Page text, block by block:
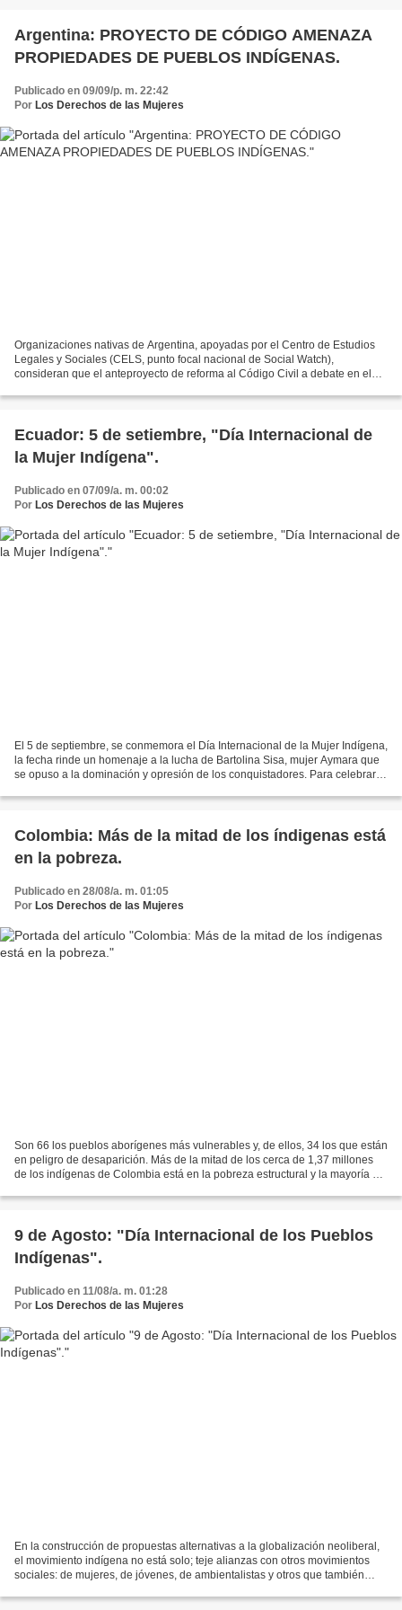
Argentina: PROYECTO DE CÓDIGO AMENAZA
PROPIEDADES DE PUEBLOS INDÍGENAS.
Publicado en 09/09/p. m. 22:42
Por Los Derechos de las Mujeres
Organizaciones nativas de Argentina, apoyadas por el Centro de Estudios
Legales y Sociales (CELS, punto focal nacional de Social Watch),
consideran que el anteproyecto de reforma al Código Civil a debate en el
Ecuador: 5 de setiembre, "Día Internacional de
la Mujer Indígena".
Publicado en 07/09/a. m. 00:02
Por Los Derechos de las Mujeres
El 5 de septiembre, se conmemora el Día Internacional de la Mujer Indígena,
la fecha rinde un homenaje a la lucha de Bartolina Sisa, mujer Aymara que
se opuso a la dominación y opresión de los conquistadores. Para celebrar
Colombia: Más de la mitad de los índigenas está
en la pobreza.
Publicado en 28/08/a. m. 01:05
Por Los Derechos de las Mujeres
Son 66 los pueblos aborígenes más vulnerables y, de ellos, 34 los que están
en peligro de desaparición. Más de la mitad de los cerca de 1,37 millones
de los indígenas de Colombia está en la pobreza estructural y la mayoría de
9 de Agosto: "Día Internacional de los Pueblos
Indígenas".
Publicado en 11/08/a. m. 01:28
Por Los Derechos de las Mujeres
En la construcción de propuestas alternativas a la globalización neoliberal,
el movimiento indígena no está solo; teje alianzas con otros movimientos
sociales: de mujeres, de jóvenes, de ambientalistas y otros que también